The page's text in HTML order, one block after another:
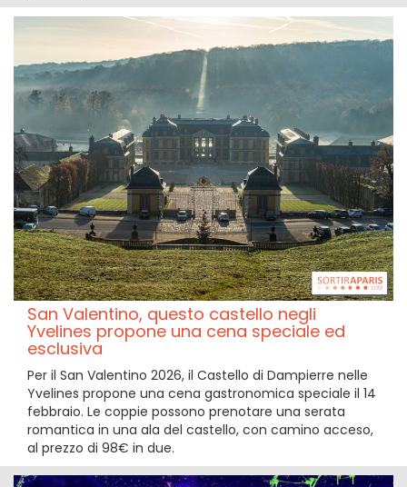
San Valentino, questo castello negli
Yvelines propone una cena speciale ed
esclusiva
Per il San Valentino 2026, il Castello di Dampierre nelle
Yvelines propone una cena gastronomica speciale il 14
febbraio. Le coppie possono prenotare una serata
romantica in una ala del castello, con camino acceso,
al prezzo di 98€ in due.